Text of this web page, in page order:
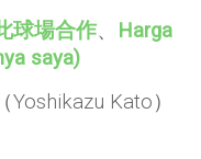
球場合作、 Harga
saya)
Yoshikazu Kato）